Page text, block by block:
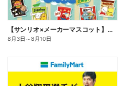
【サンリオ×メーカーマスコット】オリジナルグッズ貰える!
8月3日 ～8月10日